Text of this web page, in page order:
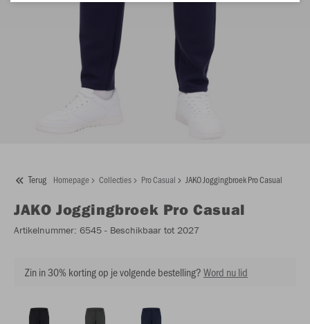
Terug Homepage Collecties Pro Casual JAKO Joggingbroek Pro Casual
JAKO Joggingbroek Pro Casual
Artikelnummer: 6545 - Beschikbaar tot 2027
Zin in 30% korting op je volgende bestelling?Word nu lid